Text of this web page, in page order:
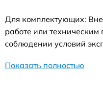
Для комплектующих:
работе или
соблюдении условий
Показать полностью